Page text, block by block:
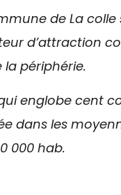
de La colle
d’attraction
périphérie.
englobe cent
dans les
000 hab.